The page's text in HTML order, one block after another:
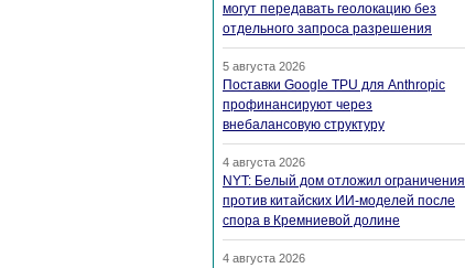
могут передавать геолокацию без
отдельного запроса разрешения
5 августа 2026
Поставки Google TPU для Anthropic
профинансируют через
внебалансовую структуру
4 августа 2026
NYT: Белый дом отложил ограничения
против китайских ИИ-моделей после
спора в Кремниевой долине
4 августа 2026